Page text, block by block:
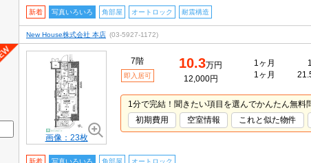
新着 写真いろいろ 角部屋 オートロック 耐震構造
New House株式会社 本店 (03-5927-1172)
画像：23枚
7階
即入居可
10.3万円
12,000円
1ヶ月
1ヶ月
1分で完結！聞きたい項目を選んでかんたん無料
初期費用
空室情報 これと似た物件
新着 写真いろいろ 角部屋 オートロック